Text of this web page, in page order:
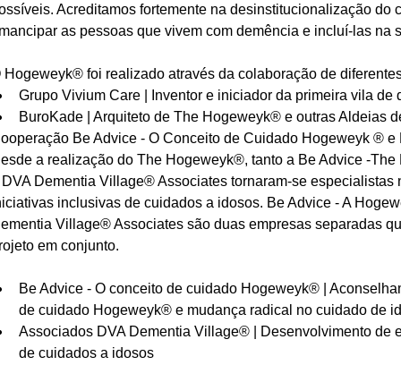
Acreditamos fortemente na desinstitucionalização
as pessoas que vivem com demência e incluí-las na
Hogeweyk® foi realizado através da colaboração de
Grupo Vivium Care | Inventor e iniciador da primeira vila de
BuroKade | Arquiteto de The Hogeweyk® e outras Aldeias
Be Advice - O Conceito de Cuidado Hogeweyk ®
a realização do The Hogeweyk®, tanto a Be Advice -
Dementia Village® Associates tornaram-se
inclusivas de cuidados a idosos. Be Advice - A
Village® Associates são duas empresas separadas
em conjunto.
Be Advice - O conceito de cuidado Hogeweyk® |
de cuidado Hogeweyk® e mudança radical no cuidado de
Associados DVA Dementia Village® | Desenvolvimento de
de cuidados a idosos